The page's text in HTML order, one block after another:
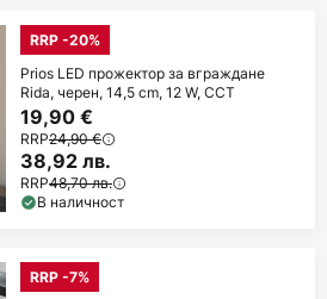
RRP -20%
Prios LED прожектор за вграждане
Rida, черен, 14,5 cm, 12 W, CCT
19,90 €
RRP24,90 €
38,92 лв.
RRP48,70 лв.
В наличност
RRP -7%